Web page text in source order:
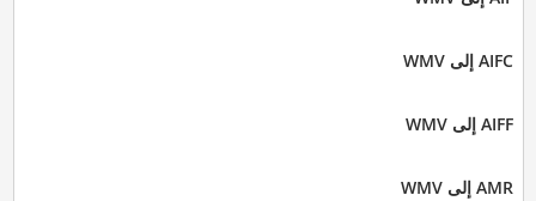
AIFC إلى WMV
AIFF إلى WMV
AMR إلى WMV